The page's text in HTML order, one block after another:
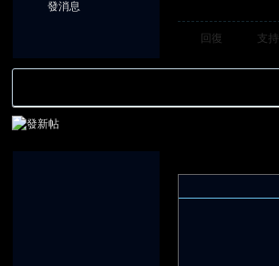
發消息
回復 支持